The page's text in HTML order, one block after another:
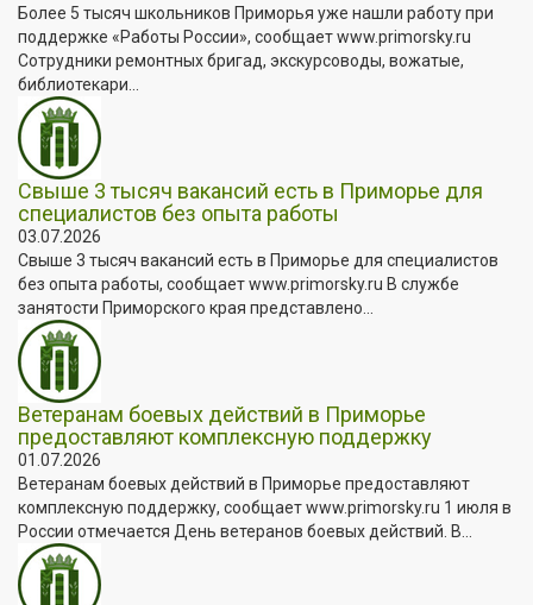
Более 5 тысяч школьников Приморья уже нашли работу при
поддержке «Работы России», сообщает www.primorsky.ru
Сотрудники ремонтных бригад, экскурсоводы, вожатые,
библиотекари...
Свыше 3 тысяч вакансий есть в Приморье для
специалистов без опыта работы
03.07.2026
Свыше 3 тысяч вакансий есть в Приморье для специалистов
без опыта работы, сообщает www.primorsky.ru В службе
занятости Приморского края представлено...
Ветеранам боевых действий в Приморье
предоставляют комплексную поддержку
01.07.2026
Ветеранам боевых действий в Приморье предоставляют
комплексную поддержку, сообщает www.primorsky.ru 1 июля в
России отмечается День ветеранов боевых действий. В...